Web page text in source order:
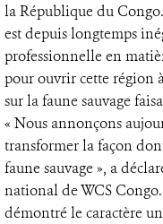
la République du
est depuis longtemps
professionnelle en
pour ouvrir cette région
sur la faune sauvage
« Nous annonçons
transformer la façon
faune sauvage », a
national de WCS
démontré le caractère